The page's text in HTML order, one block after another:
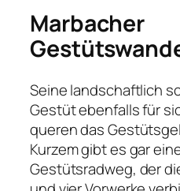
Marbacher
Seine landschaftlich
Gestüt ebenfalls für
queren das
Kurzem gibt es gar
Gestütsradweg, der